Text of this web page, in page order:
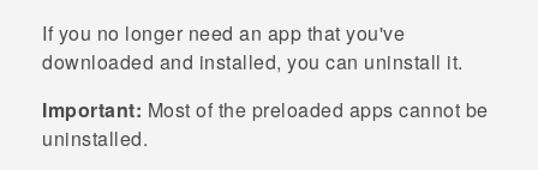
ỨNG DỤNG
HỖ TRỢ
If you no longer need an app that you've
downloaded and installed, you can uninstall it.
Important: Most of the preloaded apps cannot be
uninstalled.